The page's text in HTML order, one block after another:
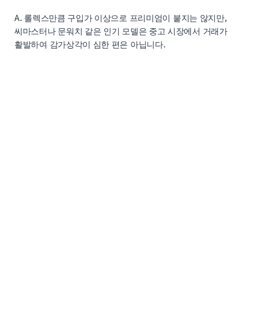
A. 롤렉스만큼 구입가 이상으로 프리미엄이 붙지는 않지만,
씨마스터나 문워치 같은 인기 모델은 중고 시장에서 거래가
활발하여 감가상각이 심한 편은 아닙니다.